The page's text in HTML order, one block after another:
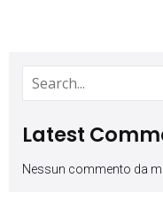
Latest
Nessun commento da